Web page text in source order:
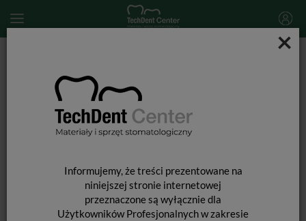
×
Informujemy, że treści prezentowane na
niniejszej stronie internetowej
przeznaczone są wyłącznie dla
Użytkowników Profesjonalnych w zakresie
Whiteness Perfect 16% / 50 x strzykawka 3 g